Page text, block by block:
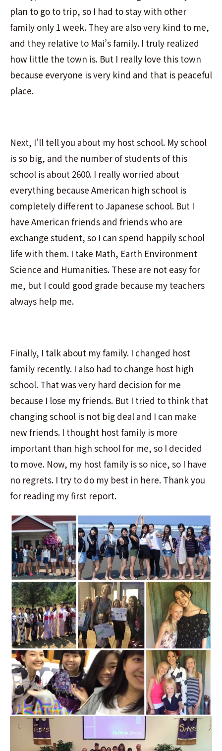
plan to go to trip, so I had to stay with other
family only 1 week. They are also very kind to me,
and they relative to Mai’s family. I truly realized
how little the town is. But I really love this town
because everyone is very kind and that is peaceful
place.
Next, I’ll tell you about my host school. My school
is so big, and the number of students of this
school is about 2600. I really worried about
everything because American high school is
completely different to Japanese school. But I
have American friends and friends who are
exchange student, so I can spend happily school
life with them. I take Math, Earth Environment
Science and Humanities. These are not easy for
me, but I could good grade because my teachers
always help me.
Finally, I talk about my family. I changed host
family recently. I also had to change host high
school. That was very hard decision for me
because I lose my friends. But I tried to think that
changing school is not big deal and I can make
new friends. I thought host family is more
important than high school for me, so I decided
to move. Now, my host family is so nice, so I have
no regrets. I try to do my best in here. Thank you
for reading my first report.